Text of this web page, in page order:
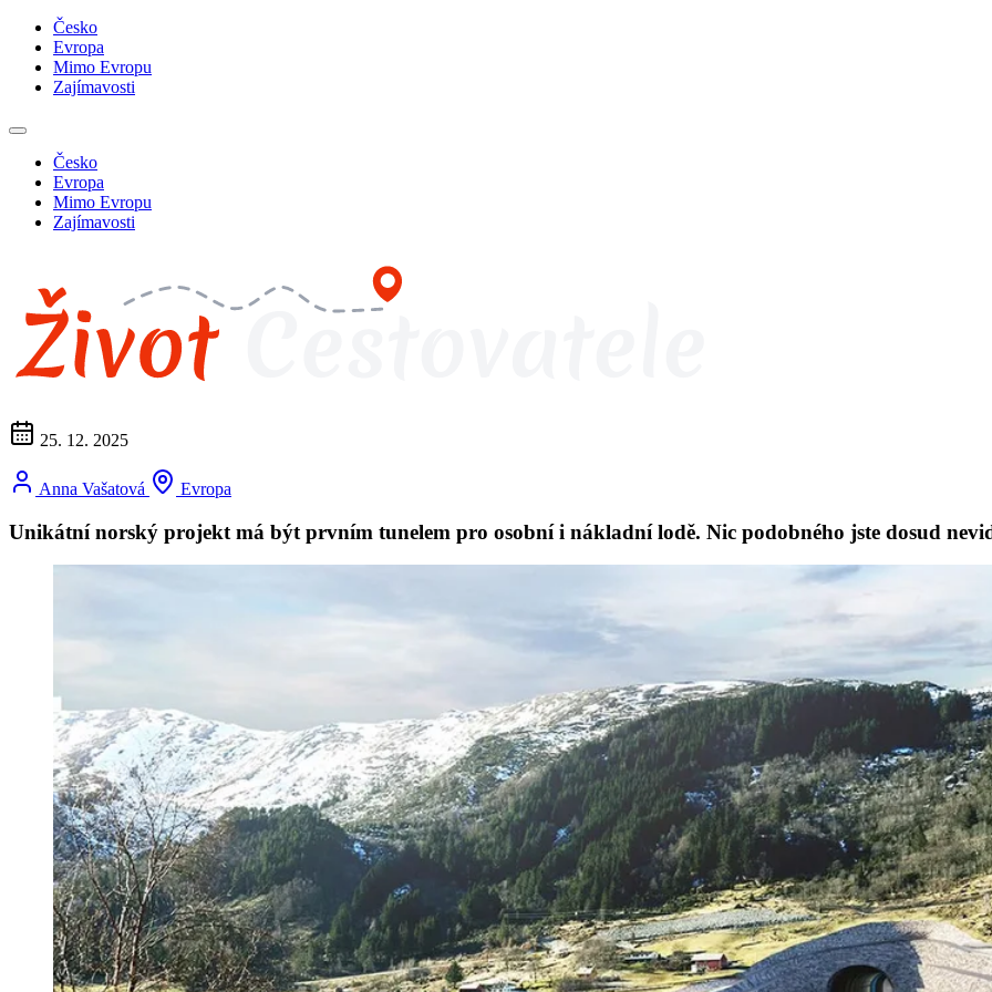
Česko
Evropa
Mimo Evropu
Zajímavosti
Česko
Evropa
Mimo Evropu
Zajímavosti
25. 12. 2025
Anna Vašatová Evropa
Unikátní norský projekt má být prvním tunelem pro osobní i nákladní lodě. Nic podobného jste dosud